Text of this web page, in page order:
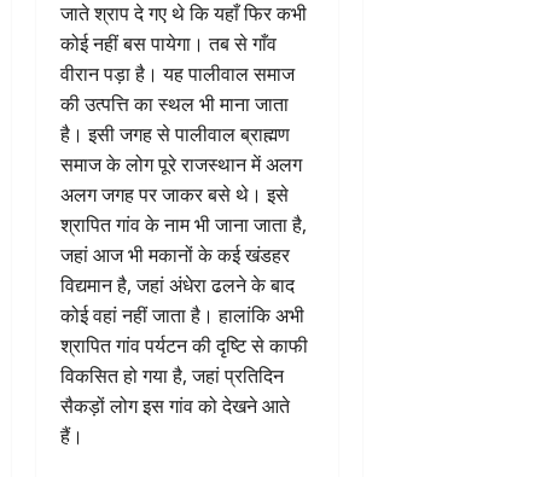
जाते श्राप दे गए थे कि यहाँ फिर कभी
कोई नहीं बस पायेगा। तब से गाँव
वीरान पड़ा है। यह पालीवाल समाज
की उत्पत्ति का स्थल भी माना जाता
है। इसी जगह से पालीवाल ब्राह्मण
समाज के लोग पूरे राजस्थान में अलग
अलग जगह पर जाकर बसे थे। इसे
श्रापित गांव के नाम भी जाना जाता है,
जहां आज भी मकानों के कई खंडहर
विद्यमान है, जहां अंधेरा ढलने के बाद
कोई वहां नहीं जाता है। हालांकि अभी
श्रापित गांव पर्यटन की दृष्टि से काफी
विकसित हो गया है, जहां प्रतिदिन
सैकड़ों लोग इस गांव को देखने आते
हैं।